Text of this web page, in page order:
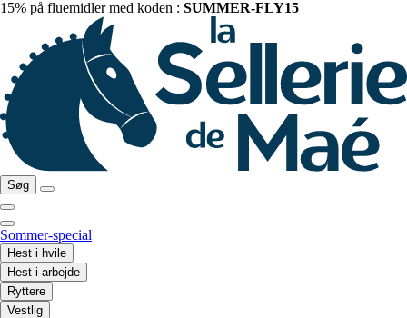
15% på fluemidler med koden : SUMMER-FLY15
Søg
Sommer-special
Hest i hvile
Hest i arbejde
Ryttere
Vestlig